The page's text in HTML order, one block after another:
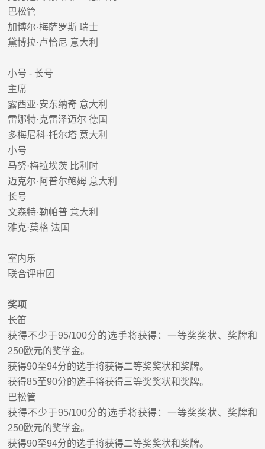
巴松管
加博尔·梅萨罗斯 瑞士
黛博拉·卢恰尼 意大利
小号 - 长号
主席
露西亚·安东纳奇 意大利
雷娜特·克雷泽迈尔 德国
多梅尼科·托尔塔 意大利
小号
马努·梅拉埃茨 比利时
迈克尔· 阿普尔鲍姆 意大利
长号
文森特·勒帕普 意大利
雅克·莫格 法国
室内乐
联合评审团
奖项
长笛
获得不少于95/100分的选手将获得：一等奖奖状、奖牌和
250欧元的奖学金。
获得90至94分的选手将获得二等奖奖状和奖牌。
获得85至90分的选手将获得三等奖奖状和奖牌。
巴松管
获得不少于95/100分的选手将获得：一等奖奖状、奖牌和
250欧元的奖学金。
获得90至94分的选手将获得二等奖奖状和奖牌。